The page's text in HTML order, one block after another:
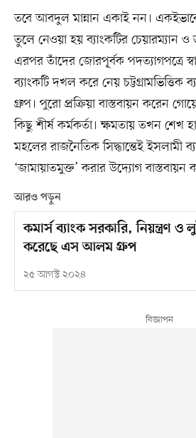
তবে আবদুল মান্নান একাই নন।
তুলে নেওয়া হয় ব্যাংকটির চেয়ারম্যান ও
এরপর তাঁদের জোরপূ্র্বক পদত্যাগপত্রে
ব্যাংকটি দখল করে নেয়
গ্রুপ। পুরো প্রক্রিয়া বাস্তবায়ন করেন
কিছু শীর্ষ কর্মকর্তা। ক্ষমতায় তখন শেখ
মহলের রাজনৈতিক সিদ্ধান্তেই ইসলামী
‘জামায়াতমুক্ত’ করার উদ্যোগ বাস্তবায়ন
আরও পড়ুন
কমার্স ব্যাংক সরকারি, নিয়ন্ত্রণ ও
করেছে এস আলম গ্রুপ
২৫ আগস্ট ২০২৪